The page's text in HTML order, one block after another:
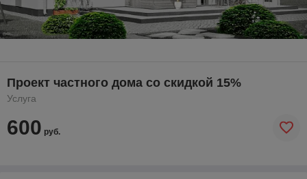
Проект частного дома со скидкой 15%
Услуга
600 руб.